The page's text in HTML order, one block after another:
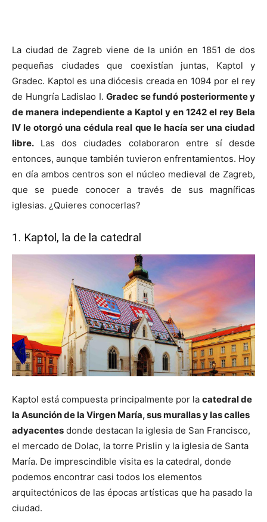
La ciudad de Zagreb viene de la unión en 1851 de dos
pequeñas ciudades que coexistían juntas, Kaptol y
Gradec. Kaptol es una diócesis creada en 1094 por el rey
de Hungría Ladislao I. Gradec se fundó posteriormente y
de manera independiente a Kaptol y en 1242 el rey Bela
IV le otorgó una cédula real que le hacía ser una ciudad
libre. Las dos ciudades colaboraron entre sí desde
entonces, aunque también tuvieron enfrentamientos. Hoy
en día ambos centros son el núcleo medieval de Zagreb,
que se puede conocer a través de sus magníficas
iglesias. ¿Quieres conocerlas?
1. Kaptol, la de la catedral
Kaptol está compuesta principalmente por la catedral de
la Asunción de la Virgen María, sus murallas y las calles
adyacentes donde destacan la iglesia de San Francisco,
el mercado de Dolac, la torre Prislin y la iglesia de Santa
María. De imprescindible visita es la catedral, donde
podemos encontrar casi todos los elementos
arquitectónicos de las épocas artísticas que ha pasado la
ciudad.